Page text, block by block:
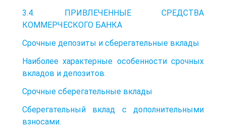
3.4. ПРИВЛЕЧЕННЫЕ СРЕДСТВА
КОММЕРЧЕСКОГО БАНКА
Срочные депозиты и сберегательные вклады
Наиболее характерные особенности срочных
вкладов и депозитов.
Срочные сберегательные вклады
Сберегательный вклад с дополнительными
взносами.